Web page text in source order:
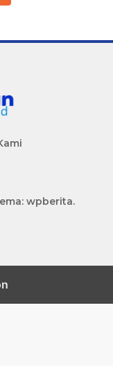
wpberita.